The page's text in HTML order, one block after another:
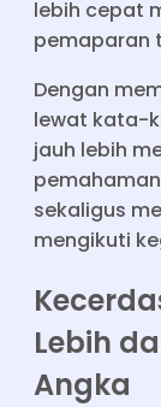
lebih cepat
pemaparan
Dengan
lewat kata-
jauh lebih
sekaligus
mengikuti
Lebih
Angka